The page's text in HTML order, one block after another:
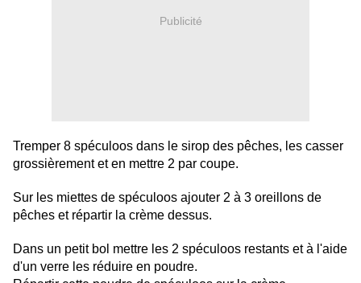
Publicité
Tremper 8 spéculoos dans le sirop des pêches, les casser
grossièrement et en mettre 2 par coupe.
Sur les miettes de spéculoos ajouter 2 à 3 oreillons de
pêches et répartir la crème dessus.
Dans un petit bol mettre les 2 spéculoos restants et à l'aide
d'un verre les réduire en poudre.